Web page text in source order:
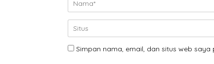
Simpan nama, email, dan situs web